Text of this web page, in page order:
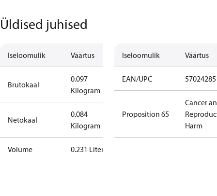
Üldised juhised
Iseloomulik Väärtus
Brutokaal
0.097
Kilogram
Netokaal
0.084
Kilogram
Volume 0.231 Liter
Iseloomulik Väärtus
EAN/UPC
Proposition 65
Cancer
Harm